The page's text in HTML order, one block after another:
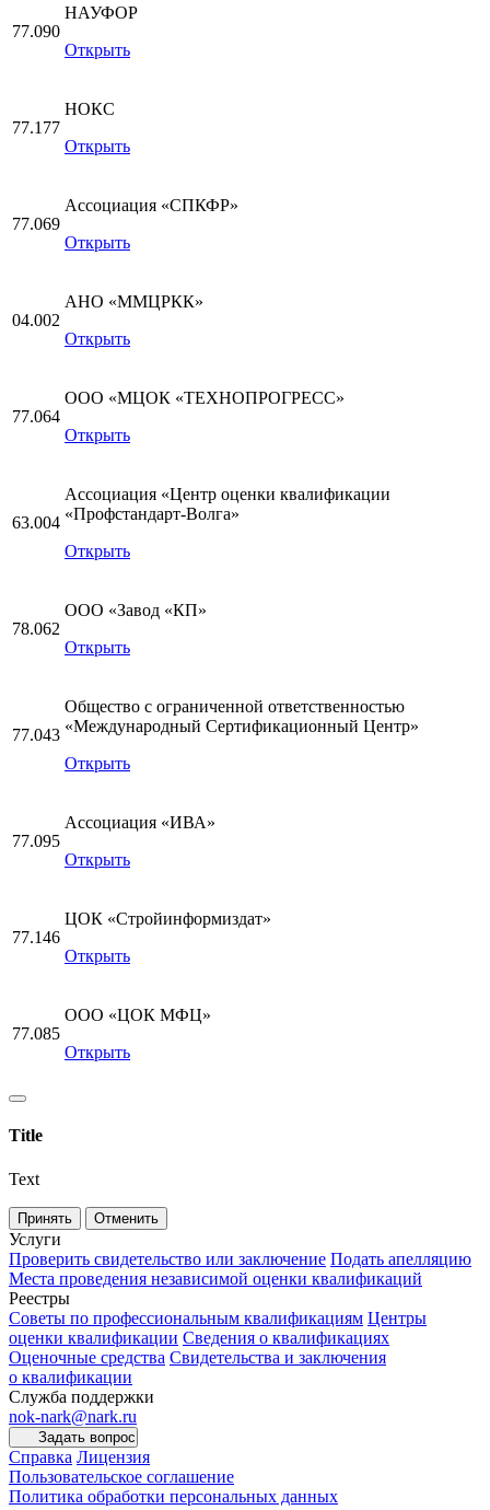
77.090
НАУФОР
Открыть
77.177
НОКС
Открыть
77.069
Ассоциация «СПКФР»
Открыть
04.002
АНО «ММЦРКК»
Открыть
77.064
ООО «МЦОК «ТЕХНОПРОГРЕСС»
Открыть
63.004
Ассоциация «Центр оценки квалификации
«Профстандарт-Волга»
Открыть
78.062
ООО «Завод «КП»
Открыть
77.043
Общество с ограниченной ответственностью
«Международный Сертификационный Центр»
Открыть
77.095
Ассоциация «ИВА»
Открыть
77.146
ЦОК «Стройинформиздат»
Открыть
77.085
ООО «ЦОК МФЦ»
Открыть
Title
Text
Принять Отменить
Услуги
Проверить свидетельство или заключение Подать апелляцию
Места проведения независимой оценки квалификаций
Реестры
Советы по профессиональным квалификациям Центры
оценки квалификации Сведения о квалификациях
Оценочные средства Свидетельства и заключения
о квалификации
Служба поддержки
nok-nark@nark.ru
Задать вопрос
Справка Лицензия
Пользовательское соглашение
Политика обработки персональных данных